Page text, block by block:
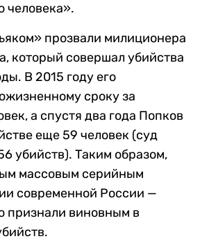
человека».
прозвали милиционера
который совершал убийства
В 2015 году его
сроку за
а спустя два года Попков
еще 59 человек (суд
убийств). Таким образом,
массовым серийным
современной России —
признали виновным в